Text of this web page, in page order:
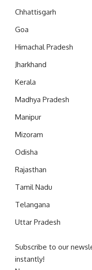
Chhattisgarh
Goa
Himachal Pradesh
Jharkhand
Kerala
Madhya Pradesh
Manipur
Mizoram
Odisha
Rajasthan
Tamil Nadu
Telangana
Uttar Pradesh
Subscribe to our
instantly!